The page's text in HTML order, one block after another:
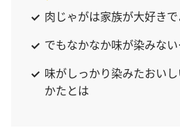
肉じゃがは家族が大好きで
でもなかなか味が染みな
味がしっかり染みたおい
かたとは